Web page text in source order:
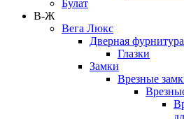
Булат
В-Ж
Вега Люкс
Дверная фурнитура
Глазки
Замки
Врезные